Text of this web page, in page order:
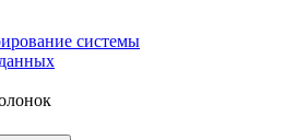
системы